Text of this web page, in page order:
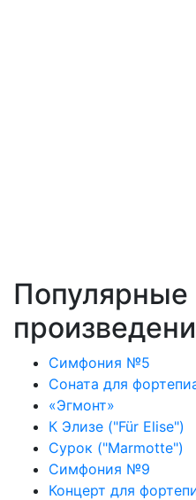
Популярные
Симфония №5
Соната для
«Эгмонт»
К Элизе ("Für Elise")
Сурок ("Marmotte")
Симфония №9
Концерт для